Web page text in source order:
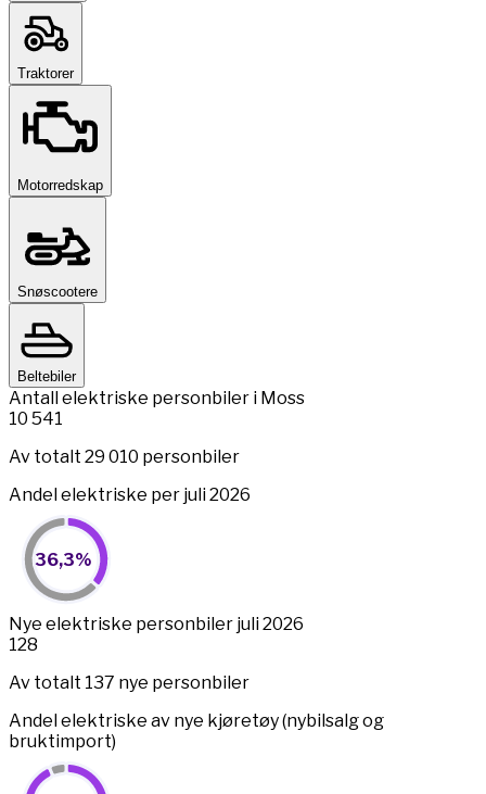
Traktorer
Motorredskap
Snøscootere
Beltebiler
Antall elektriske personbiler i Moss
10 541
Av totalt 29 010 personbiler
Andel elektriske per juli 2026
36,3%
Pie chart with 2 slices.
View as data table, 36,3%
36,3%
End of interactive chart.
Nye elektriske personbiler juli 2026
128
Av totalt 137 nye personbiler
Andel elektriske av nye kjøretøy (nybilsalg og
bruktimport)
93,4%